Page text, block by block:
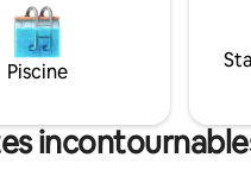
déjeuner continental
également inclus pour
matins. ✔ Cuisine ✔ Espace de travail ✔
Télévision connectée ✔
Piscine